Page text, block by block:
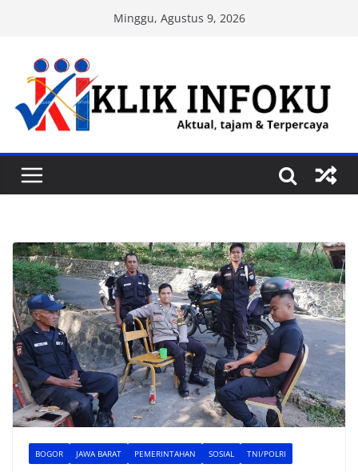
content
Minggu, Agustus 9, 2026
BOGOR JAWA BARAT PEMERINTAHAN SOSIAL TNI/POLRI